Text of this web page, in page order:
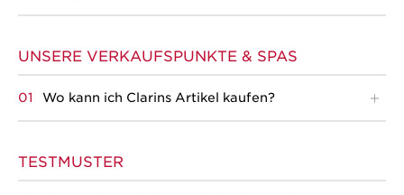
UNSERE VERKAUFSPUNKTE & SPAS
Wo kann ich Clarins Artikel kaufen?
TESTMUSTER